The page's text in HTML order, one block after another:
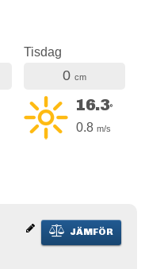
Tisdag
0 cm
16.3°
0.8 m/s
JÄMFÖR